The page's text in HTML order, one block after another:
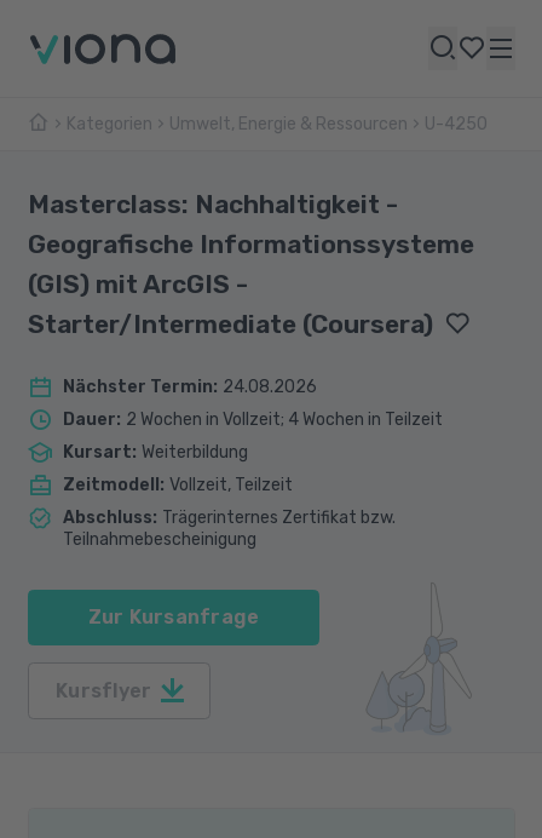
Kategorien Umwelt, Energie & Ressourcen U-4250
Masterclass: Nachhaltigkeit -
Geografische Informationssysteme
(GIS) mit ArcGIS -
Starter/Intermediate (Coursera)
Nächster Termin: 24.08.2026
Dauer: 2 Wochen in Vollzeit; 4 Wochen in Teilzeit
Kursart: Weiterbildung
Zeitmodell : Vollzeit, Teilzeit
Abschluss: Trägerinternes Zertifikat bzw.
Teilnahmebescheinigung
Zur Kursanfrage
Kursflyer